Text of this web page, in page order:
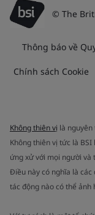
© The
Thông báo về
Chính sách Cookie
Không thiên vị là nguyên
Không thiên vị tức là
ứng xử với mọi người và
Điều này có nghĩa là
tác động nào có thể ảnh